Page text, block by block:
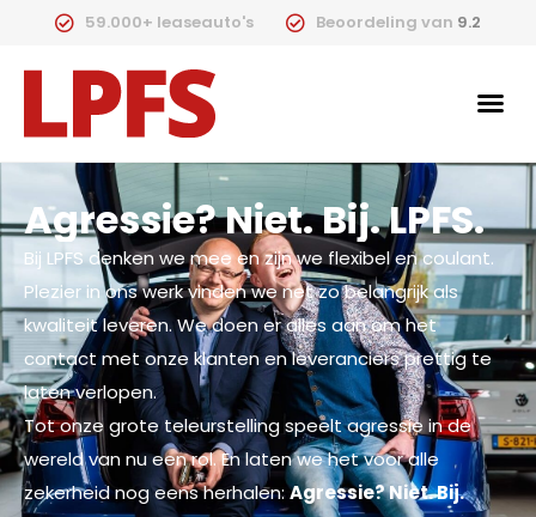
59.000+ leaseauto's Beoordeling van 9.2
Agressie? Niet. Bij. LPFS.
Bij LPFS denken we mee en zijn we flexibel en coulant.
Plezier in ons werk vinden we net zo belangrijk als
kwaliteit leveren. We doen er alles aan om het
contact met onze klanten en leveranciers prettig te
laten verlopen.
Tot onze grote teleurstelling speelt agressie in de
wereld van nu een rol. En laten we het voor alle
zekerheid nog eens herhalen:Agressie? Niet. Bij.